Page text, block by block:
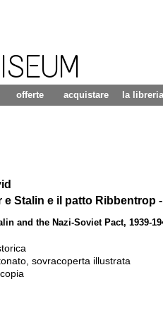
offerte acquistare la libreria
Stalin e il patto Ribbentrop
and the Nazi-Soviet Pact, 1939-
sovracoperta illustrata